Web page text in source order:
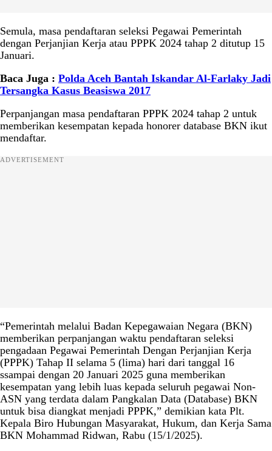
Semula, masa pendaftaran seleksi Pegawai Pemerintah
dengan Perjanjian Kerja atau PPPK 2024 tahap 2 ditutup 15
Januari.
Baca Juga : Polda Aceh Bantah Iskandar Al-Farlaky Jadi
Tersangka Kasus Beasiswa 2017
Perpanjangan masa pendaftaran PPPK 2024 tahap 2 untuk
memberikan kesempatan kepada honorer database BKN ikut
mendaftar.
ADVERTISEMENT
“Pemerintah melalui Badan Kepegawaian Negara (BKN)
memberikan perpanjangan waktu pendaftaran seleksi
pengadaan Pegawai Pemerintah Dengan Perjanjian Kerja
(PPPK) Tahap II selama 5 (lima) hari dari tanggal 16
ssampai dengan 20 Januari 2025 guna memberikan
kesempatan yang lebih luas kepada seluruh pegawai Non-
ASN yang terdata dalam Pangkalan Data (Database) BKN
untuk bisa diangkat menjadi PPPK,” demikian kata Plt.
Kepala Biro Hubungan Masyarakat, Hukum, dan Kerja Sama
BKN Mohammad Ridwan, Rabu (15/1/2025).